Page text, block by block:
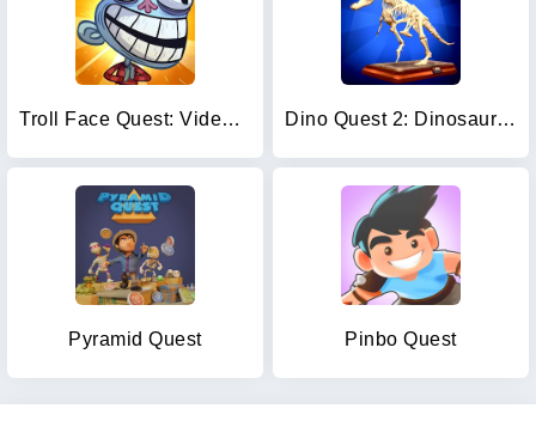
Troll Face Quest: Video Memes Dino Quest 2: Dinosaur Fossil
Pyramid Quest Pinbo Quest